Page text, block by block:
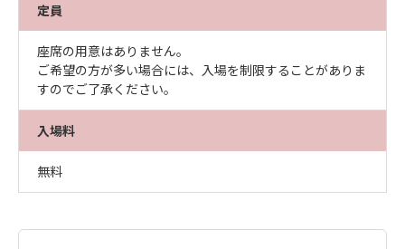
定員
座席の用意はありません。
ご希望の方が多い場合には、入場を制限することがありま
すのでご了承ください。
入場料
無料